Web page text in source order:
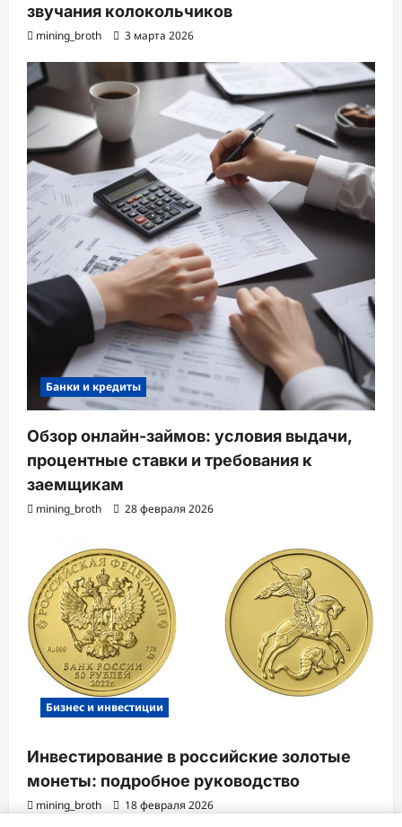
звучания колокольчиков
mining_broth 3 марта 2026
Банки и кредиты
Обзор онлайн-займов: условия выдачи,
процентные ставки и требования к
заемщикам
mining_broth 28 февраля 2026
Бизнес и инвестиции
Инвестирование в российские золотые
монеты: подробное руководство
mining_broth 18 февраля 2026